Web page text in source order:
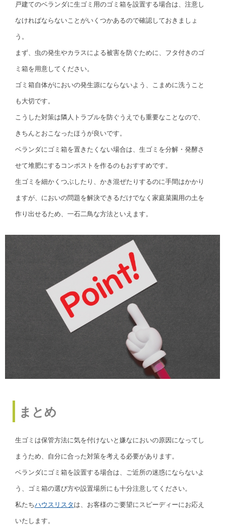
戸建てのベランダに生ゴミ用のゴミ箱を設置する場合は、注意し
なければならないことがいくつかあるので確認しておきましょ
う。
まず、虫の発生やカラスによる被害を防ぐために、フタ付きのゴ
ミ箱を用意してください。
ゴミ箱自体がにおいの発生源にならないよう、こまめに洗うこと
も大切です。
こうした対策は隣人トラブルを防ぐうえでも重要なことなので、
きちんとおこなったほうが良いです。
ベランダにゴミ箱を置きたくない場合は、生ゴミを分解・発酵さ
せて堆肥にするコンポストを作るのもおすすめです。
生ゴミを細かくつぶしたり、かき混ぜたりするのに手間はかかり
ますが、においの問題を解決できるだけでなく家庭菜園用の土を
作り出せるため、一石二鳥な方法といえます。
まとめ
生ゴミは保管方法に気を付けないと嫌なにおいの原因になってし
まうため、自分に合った対策を考える必要があります。
ベランダにゴミ箱を設置する場合は、ご近所の迷惑にならないよ
う、ゴミ箱の選び方や設置場所にも十分注意してください。
私たちハウスリスタ は、お客様のご要望にスピーディーにお応え
いたします。